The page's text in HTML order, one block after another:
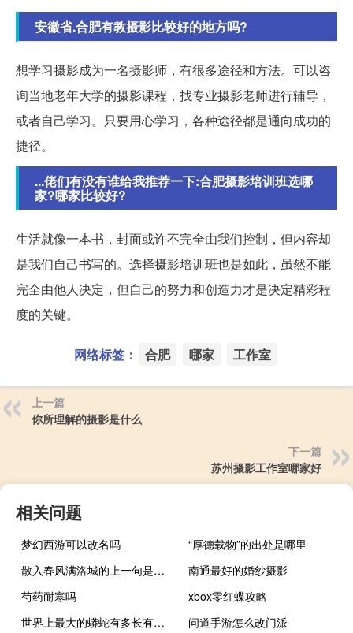
安徽省.合肥有教摄影比较好的地方吗?
想学习摄影成为一名摄影师，有很多途径和方法。可以咨
询当地老年大学的摄影课程，找专业摄影老师进行辅导，
或者自己学习。只要用心学习，各种途径都是通向成功的
捷径。
...佬们有没有谁给我推荐一下:合肥摄影培训班选哪
家?哪家比较好?
生活就像一本书，封面或许不完全由我们控制，但内容却
是我们自己书写的。选择摄影培训班也是如此，虽然不能
完全由他人决定，但自己的努力和创造力才是决定精彩程
度的关键。
网络标签： 合肥 哪家 工作室
上一篇
你所理解的摄影是什么
下一篇
苏州摄影工作室哪家好
相关问题
梦幻西游可以改名吗
“厚德载物”的出处是哪里
散入春风满洛城的上一句是什么
南通最好的婚纱摄影
芍药耐寒吗
xbox零红蝶攻略
世界上最大的蟒蛇有多长有多粗?（世界上最大的蟒蛇）
问道手游怎么改门派